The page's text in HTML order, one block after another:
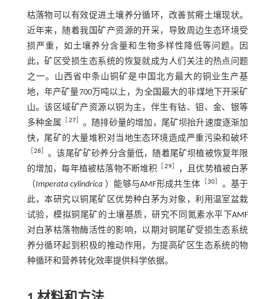
枯落物可以有效促进土壤养分循环，改善贫瘠土壤现状。
近年来，随着我国矿产资源的开采，导致周边生态环境受
损严重，如土壤养分含量和生物多样性降低等问题。因
此，矿区受损生态系统的恢复就成为人们关注的热点问题
之一。山西省中条山铜矿是中国北方最大的铜业生产基
地，年产矿量700万吨以上，为全国最大的非煤地下开采矿
山。该区域矿产资源以铜为主，伴生有钴、钼、金、银等
多种金属
27］ 。随排砂量的增加，尾矿坝抬升速度逐渐加
快，尾矿的大量堆积对当地生态环境造成严重污染和破坏
28
。该尾矿矿砂养分含量低，随着尾矿坝植被恢复年限
的增加，每年植被枯落物不断堆积
29］
，且优势植被白茅
（Imperata cylindrica ）能够与AMF形成共生体 30］ 。基于
此，本研究以铜尾矿区优势种白茅为对象，利用温室盆栽
试验，模拟铜尾矿的土壤基质，研究不同氮素水平下AMF
对白茅枯落物酶活性的影响，以期对铜尾矿受损生态系统
养分循环起到积极的推动作用，为提高矿区生态系统的物
种循环和营养转化效率提供科学依据。